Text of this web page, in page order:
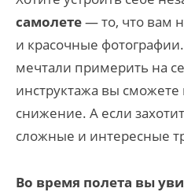
самолете— то, что вам
и красочные
мечтали примерить на
инструктажа вы
снижение. А если
сложные и интересные
Во время полета вы